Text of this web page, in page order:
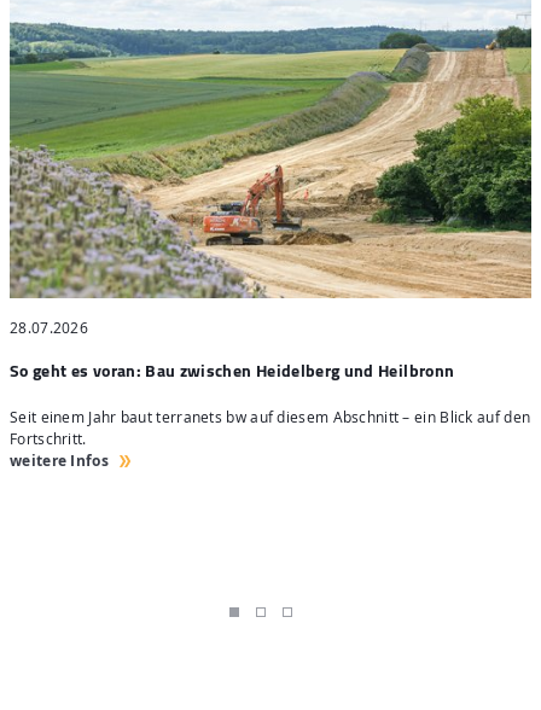
28.07.2026
So geht es voran: Bau zwischen Heidelberg und Heilbronn
Seit einem Jahr baut terranets bw auf diesem Abschnitt – ein Blick auf den
Fortschritt.
weitere Infos